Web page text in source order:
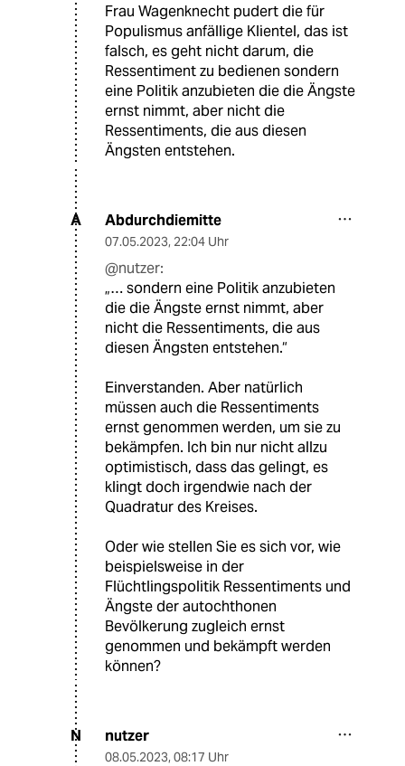
Frau Wagenknecht pudert die für
Populismus anfällige Klientel, das ist
falsch, es geht nicht darum, die
Ressentiment zu bedienen sondern
eine Politik anzubieten die die Ängste
ernst nimmt, aber nicht die
Ressentiments, die aus diesen
Ängsten entstehen.
A Abdurchdiemitte
07.05.2023, 22:04 Uhr
@nutzer:
„… sondern eine Politik anzubieten
die die Ängste ernst nimmt, aber
nicht die Ressentiments, die aus
diesen Ängsten entstehen.“
Einverstanden. Aber natürlich
müssen auch die Ressentiments
ernst genommen werden, um sie zu
bekämpfen. Ich bin nur nicht allzu
optimistisch, dass das gelingt, es
klingt doch irgendwie nach der
Quadratur des Kreises.
Oder wie stellen Sie es sich vor, wie
beispielsweise in der
Flüchtlingspolitik Ressentiments und
Ängste der autochthonen
Bevölkerung zugleich ernst
genommen und bekämpft werden
können?
N nutzer
08.05.2023, 08:17 Uhr